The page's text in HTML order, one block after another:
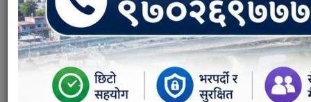
स्वास्थ्य शाखा
Weight:
20